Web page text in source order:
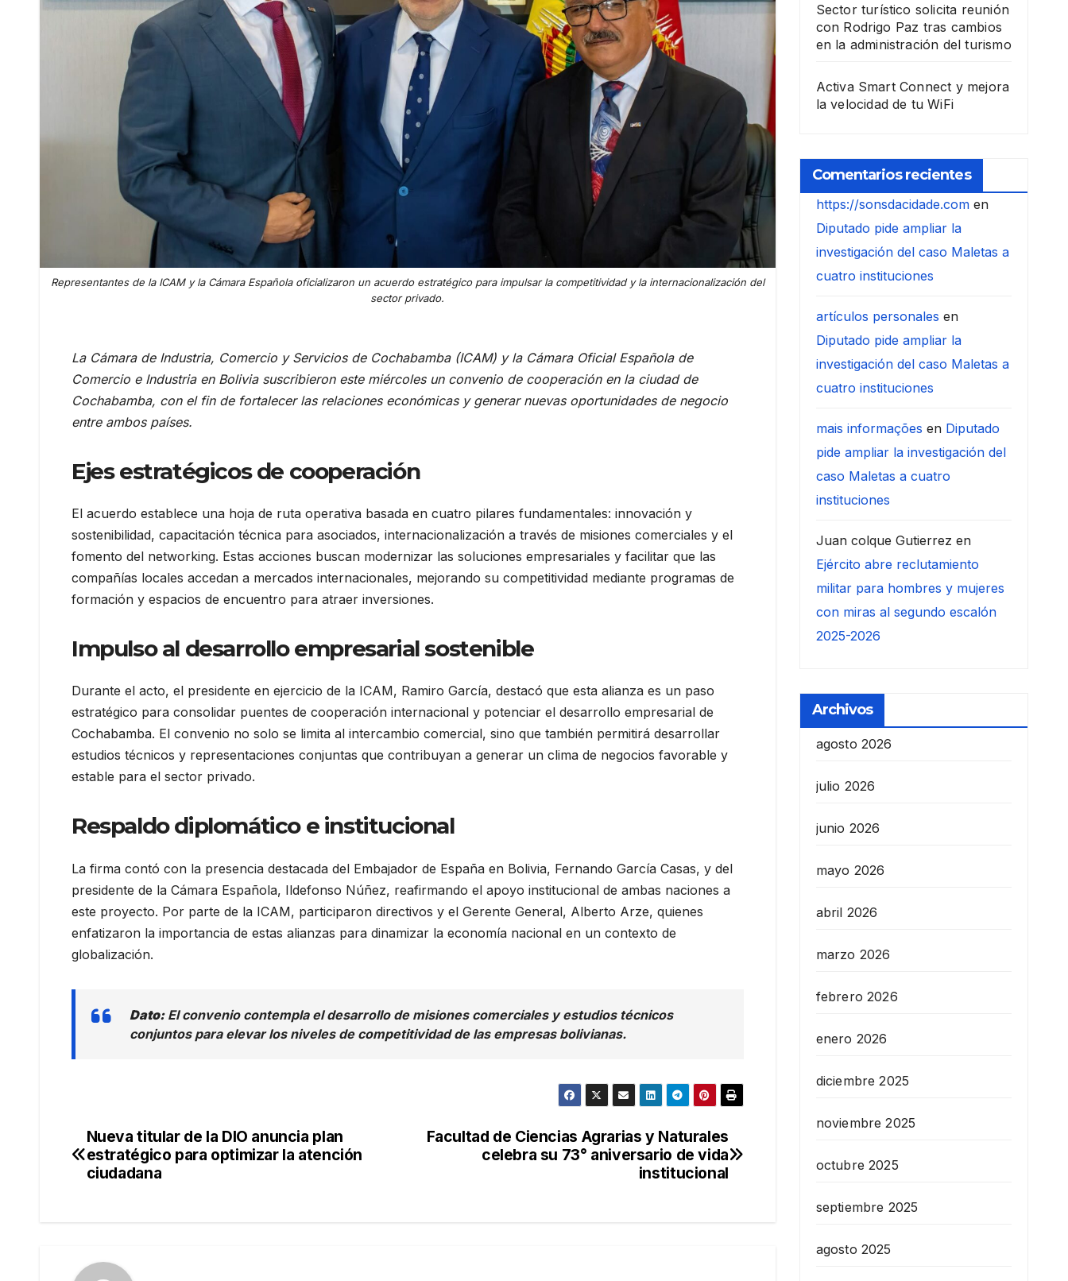
Representantes de la ICAM y la Cámara Española oficializaron un acuerdo estratégico para impulsar la competitividad y la internacionalización del
sector privado.
La Cámara de Industria, Comercio y Servicios de Cochabamba (ICAM) y la Cámara Oficial Española de
Comercio e Industria en Bolivia suscribieron este miércoles un convenio de cooperación en la ciudad de
Cochabamba, con el fin de fortalecer las relaciones económicas y generar nuevas oportunidades de negocio
entre ambos países.
Ejes estratégicos de cooperación
El acuerdo establece una hoja de ruta operativa basada en cuatro pilares fundamentales: innovación y
sostenibilidad, capacitación técnica para asociados, internacionalización a través de misiones comerciales y el
fomento del networking. Estas acciones buscan modernizar las soluciones empresariales y facilitar que las
compañías locales accedan a mercados internacionales, mejorando su competitividad mediante programas de
formación y espacios de encuentro para atraer inversiones.
Impulso al desarrollo empresarial sostenible
Durante el acto, el presidente en ejercicio de la ICAM, Ramiro García, destacó que esta alianza es un paso
estratégico para consolidar puentes de cooperación internacional y potenciar el desarrollo empresarial de
Cochabamba. El convenio no solo se limita al intercambio comercial, sino que también permitirá desarrollar
estudios técnicos y representaciones conjuntas que contribuyan a generar un clima de negocios favorable y
estable para el sector privado.
Respaldo diplomático e institucional
La firma contó con la presencia destacada del Embajador de España en Bolivia, Fernando García Casas, y del
presidente de la Cámara Española, Ildefonso Núñez, reafirmando el apoyo institucional de ambas naciones a
este proyecto. Por parte de la ICAM, participaron directivos y el Gerente General, Alberto Arze, quienes
enfatizaron la importancia de estas alianzas para dinamizar la economía nacional en un contexto de
globalización.
Dato:El convenio contempla el desarrollo de misiones comerciales y estudios técnicos
conjuntos para elevar los niveles de competitividad de las empresas bolivianas.
Navegación
de
Facultad de Ciencias Agrarias y Naturales
celebra su 73° aniversario de vida
institucional
Nueva titular de la DIO anuncia plan
estratégico para optimizar la atención
ciudadana
Sector turístico solicita reunión
con Rodrigo Paz tras cambios
en la administración del turismo
Activa Smart Connect y mejora
la velocidad de tu WiFi
Comentarios recientes
https://sonsdacidade.comen
Diputado pide ampliar la
investigación del caso Maletas a
cuatro instituciones
artículos personales en
Diputado pide ampliar la
investigación del caso Maletas a
cuatro instituciones
mais informações en Diputado
pide ampliar la investigación del
caso Maletas a cuatro
instituciones
Juan colque Gutierrez en
Ejército abre reclutamiento
militar para hombres y mujeres
con miras al segundo escalón
2025-2026
Archivos
agosto 2026
julio 2026
junio 2026
mayo 2026
abril 2026
marzo 2026
febrero 2026
enero 2026
diciembre 2025
noviembre 2025
octubre 2025
septiembre 2025
agosto 2025